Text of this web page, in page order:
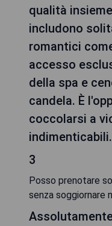
qualità
includono
romantici
accesso
della spa e
candela. È
coccolarsi a
indimenticabili.
3
Posso prenotare
senza soggiornare